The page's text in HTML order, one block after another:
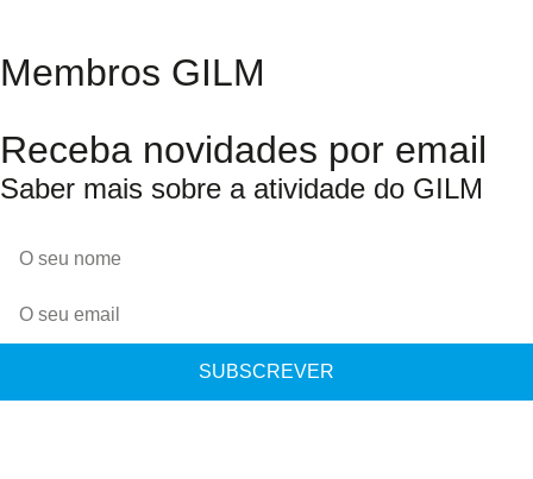
Membros GILM
Receba novidades por email
Saber mais sobre a atividade do GILM
SUBSCREVER